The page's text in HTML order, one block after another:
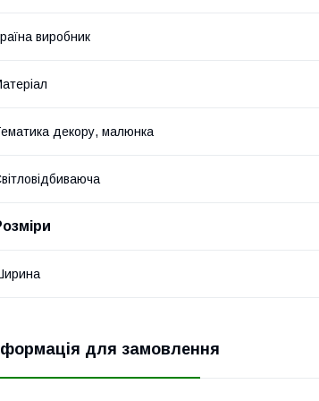
виробник
декору, малюнка
для замовлення